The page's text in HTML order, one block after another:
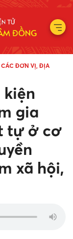
CÁC ĐƠN VỊ, ĐỊA
gia
tự ở cơ
xã hội,